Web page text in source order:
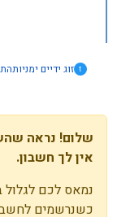
ז זוג ידיים ימניות
שלום! נראה
אין לך חשבון.
נמאס לכם לגלול
כשנרשמים